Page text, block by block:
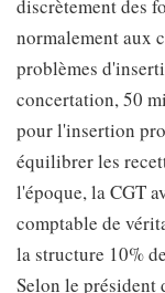
discrètement des
normalement aux
problèmes
concertation, 50
pour l'insertion
équilibrer les
l'époque, la CGT
comptable de
la structure 10%
Selon le